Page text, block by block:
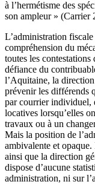
à l’hermétisme des
son ampleur » (Carrier
L’administration
compréhension du
toutes les
défiance du
l’Aquitaine, la
prévenir les différends
par courrier individuel,
locatives lorsqu’elles
travaux ou à un
Mais la position de
ambivalente et
ainsi que la direction
dispose d’aucune
administration, ni sur